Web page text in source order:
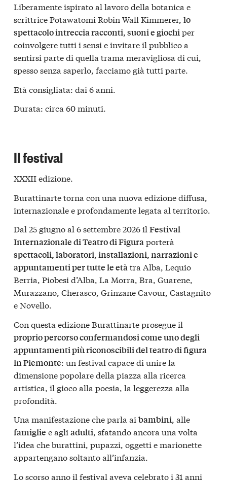
Liberamente ispirato al lavoro della botanica e
scrittrice Potawatomi Robin Wall Kimmerer, lo
spettacolo intreccia racconti, suoni e giochiper
coinvolgere tutti i sensi e invitare il pubblico a
sentirsi parte di quella trama meravigliosa di cui,
spesso senza saperlo, facciamo già tutti parte.
Età consigliata: dai 6 anni.
Durata: circa 60 minuti.
Il festival
XXXII edizione.
Burattinarte torna con una nuova edizione diffusa,
internazionale e profondamente legata al territorio.
Dal 25 giugno al 6 settembre 2026 il Festival
Internazionale di Teatro di Figuraporterà
spettacoli, laboratori, installazioni, narrazioni e
appuntamenti per tutte le etàtra Alba, Lequio
Berria, Piobesi d’Alba, La Morra, Bra, Guarene,
Murazzano, Cherasco, Grinzane Cavour, Castagnito
e Novello.
Con questa edizione Burattinarte prosegue il
proprio percorso confermandosi come uno degli
appuntamenti più riconoscibili del teatro di figura
in Piemonte: un festival capace di unire la
dimensione popolare della piazza alla ricerca
artistica, il gioco alla poesia, la leggerezza alla
profondità.
Una manifestazione che parla ai bambini, alle
famiglie e agli adulti, sfatando ancora una volta
l’idea che burattini, pupazzi, oggetti e marionette
appartengano soltanto all’infanzia.
Lo scorso anno il festival aveva celebrato i 31 anni